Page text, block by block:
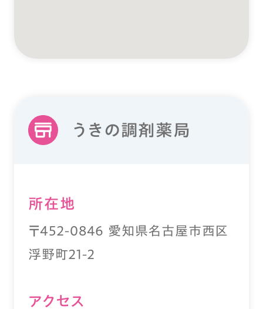
うきの調剤薬局
所在地
〒452-0846 愛知県名古屋市西区
浮野町21-2
アクセス